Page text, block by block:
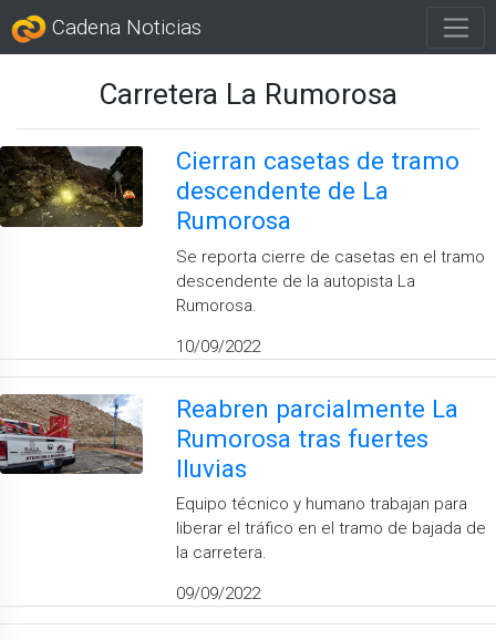
Cadena Noticias
Carretera La Rumorosa
Cierran casetas de tramo
descendente de La
Rumorosa
Se reporta cierre de casetas en el tramo
descendente de la autopista La
Rumorosa.
10/09/2022
Reabren parcialmente La
Rumorosa tras fuertes
lluvias
Equipo técnico y humano trabajan para
liberar el tráfico en el tramo de bajada de
la carretera.
09/09/2022